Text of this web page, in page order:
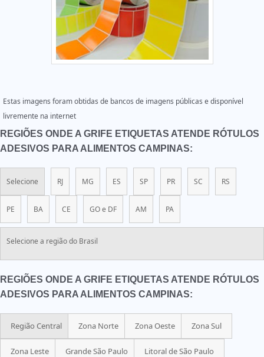
Estas imagens foram obtidas de bancos de imagens públicas e disponível
livremente na internet
REGIÕES ONDE A GRIFE ETIQUETAS ATENDE RÓTULOS
ADESIVOS PARA ALIMENTOS CAMPINAS:
Selecione RJ MG ES SP PR SC RS
PE BA CE GO e DF AM PA
Selecione a região do Brasil
REGIÕES ONDE A GRIFE ETIQUETAS ATENDE RÓTULOS
ADESIVOS PARA ALIMENTOS CAMPINAS:
Região Central Zona Norte Zona Oeste Zona Sul
Zona Leste Grande São Paulo Litoral de São Paulo